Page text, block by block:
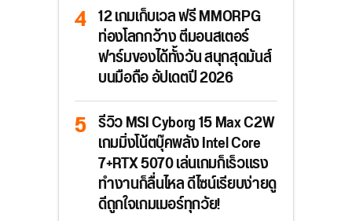
12 เกมเก็บเวล ฟรี MMORPG
ท่องโลกกว้าง ตีมอนสเตอร์
ฟาร์มของได้ทั้งวัน สนุกสุดมันส์
บนมือถือ อัปเดตปี 2026
รีวิว MSI Cyborg 15 Max C2W
เกมมิ่งโน้ตบุ๊คพลัง Intel Core
7+RTX 5070 เล่นเกมก็เร็วแรง
ทำงานก็ลื่นไหล ดีไซน์เรียบง่ายดู
ดีถูกใจเกมเมอร์ทุกวัย!